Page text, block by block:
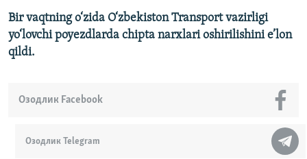
Bir vaqtning o‘zida O‘zbekiston Transport vazirligi
yo‘lovchi poyezdlarda chipta narxlari oshirilishini e’lon
qildi.
Озодлик Telegram
Озодлик Facebook